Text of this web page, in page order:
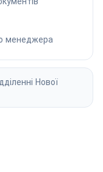
менеджера
Нової